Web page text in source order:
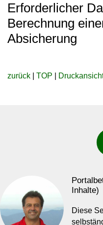
Erforderlicher
Berechnung
Absicherung
zurück TOP
Inhalte)
Diese